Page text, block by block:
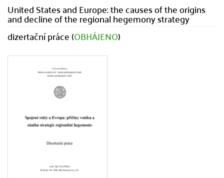
United States and Europe: the causes of the origins
and decline of the regional hegemony strategy
dizertační práce (OBHÁJENO)